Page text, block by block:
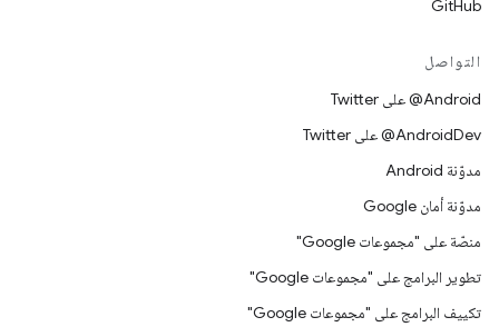
GitHub
التواصل
‎@Android على Twitter
‎@AndroidDev على Twitter
مدوّنة Android
مدوّنة أمان Google
منصّة على "مجموعات Google"
تطوير البرامج على "مجموعات Google"
تكييف البرامج على "مجموعات Google"